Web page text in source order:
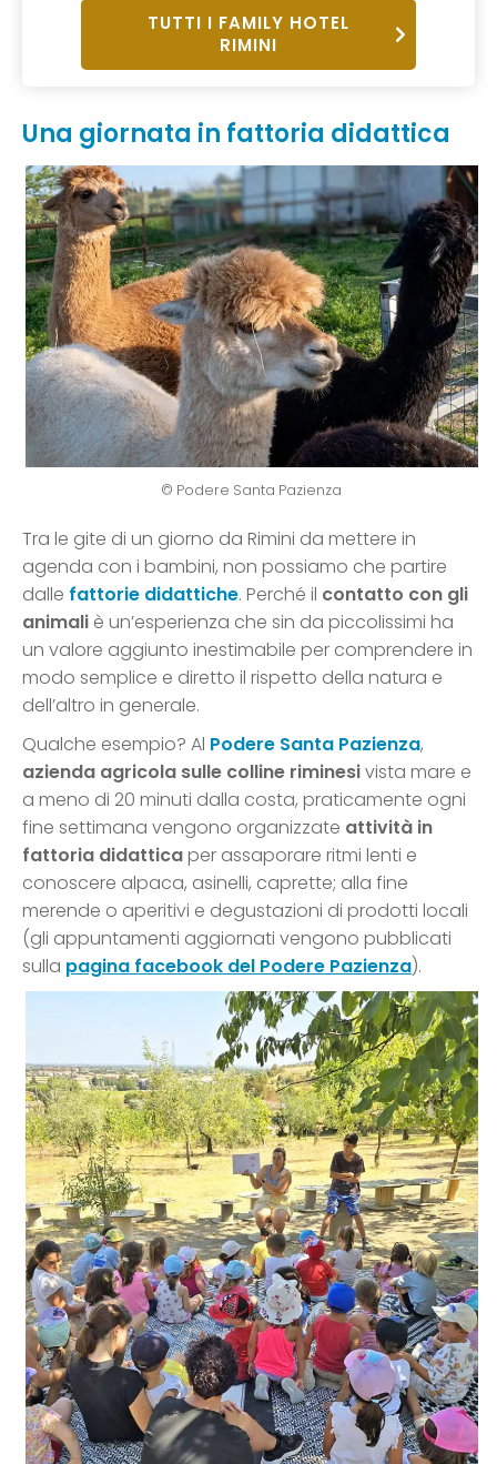
TUTTI I FAMILY HOTEL
RIMINI
Una giornata in fattoria didattica
© Podere Santa Pazienza
Tra le gite di un giorno da Rimini da mettere in
agenda con i bambini, non possiamo che partire
dalle fattorie didattiche. Perché il contatto con gli
animali è un’esperienza che sin da piccolissimi ha
un valore aggiunto inestimabile per comprendere in
modo semplice e diretto il rispetto della natura e
dell’altro in generale.
Qualche esempio? Al Podere Santa Pazienza,
azienda agricola sulle colline riminesivista mare e
a meno di 20 minuti dalla costa, praticamente ogni
fine settimana vengono organizzate attività in
fattoria didatticaper assaporare ritmi lenti e
conoscere alpaca, asinelli, caprette; alla fine
merende o aperitivi e degustazioni di prodotti locali
(gli appuntamenti aggiornati vengono pubblicati
sulla pagina facebook del Podere Pazienza).